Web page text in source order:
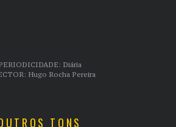
Diária
Hugo Rocha Pereira
TONS